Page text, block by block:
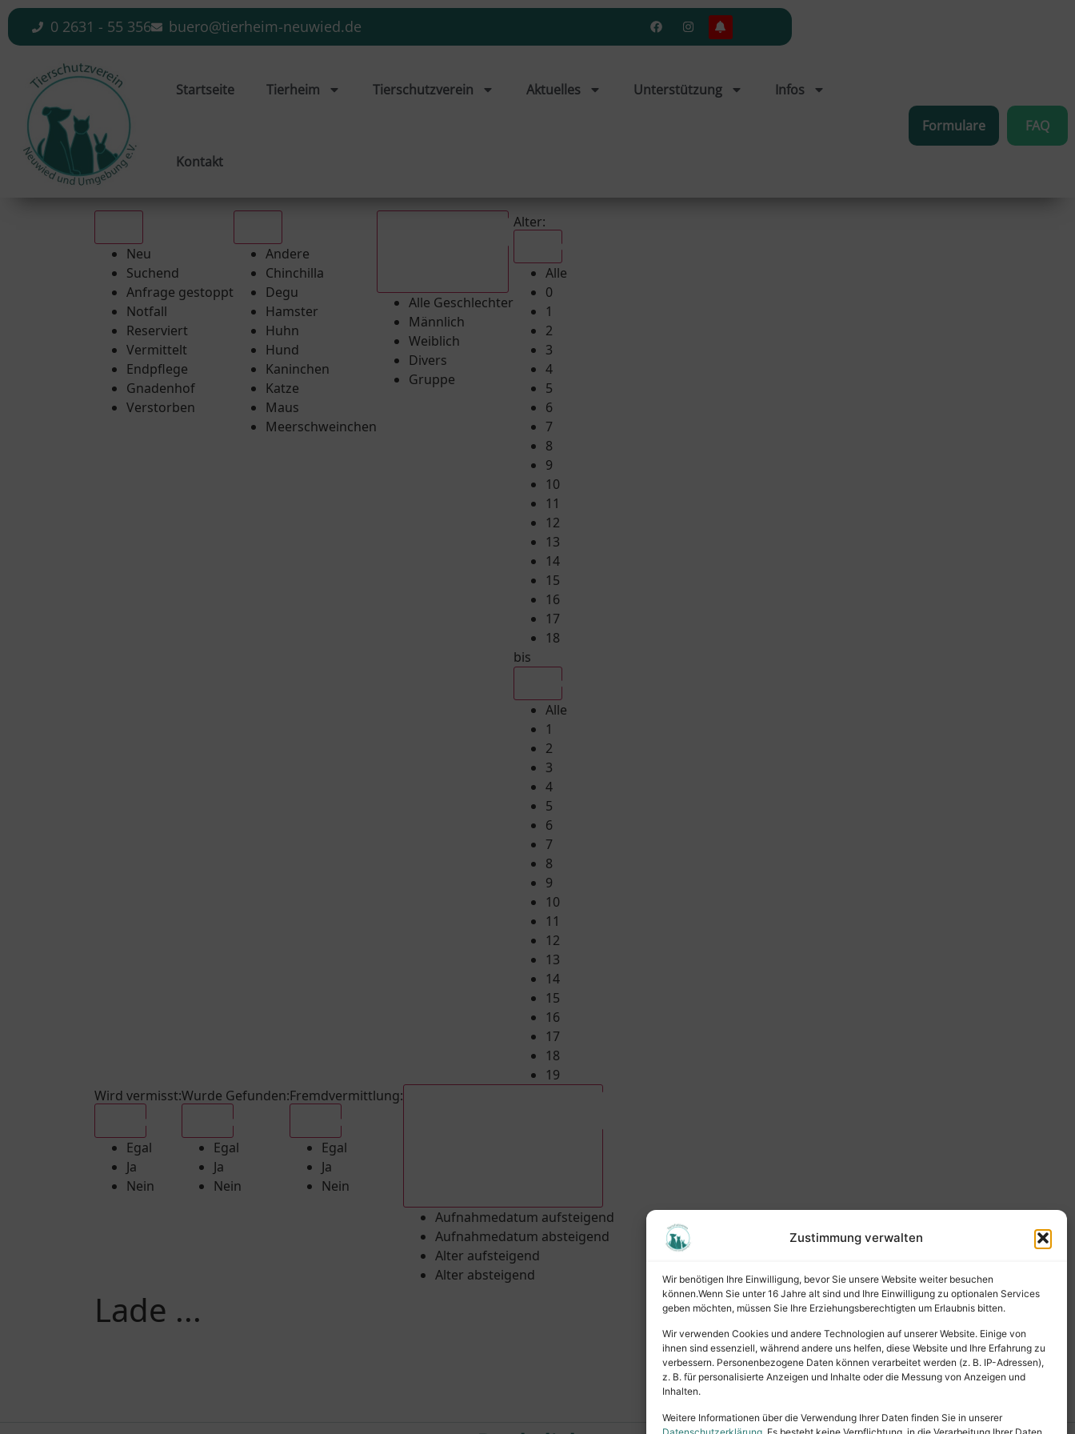
Zustimmung verwalten
Wir benötigen Ihre Einwilligung, bevor Sie unsere Website weiter besuchen
können.Wenn Sie unter 16 Jahre alt sind und Ihre Einwilligung zu optionalen Services
geben möchten, müssen Sie Ihre Erziehungsberechtigten um Erlaubnis bitten.
Wir verwenden Cookies und andere Technologien auf unserer Website. Einige von
ihnen sind essenziell, während andere uns helfen, diese Website und Ihre Erfahrung zu
verbessern. Personenbezogene Daten können verarbeitet werden (z. B. IP-Adressen),
z. B. für personalisierte Anzeigen und Inhalte oder die Messung von Anzeigen und
Inhalten.
Weitere Informationen über die Verwendung Ihrer Daten finden Sie in unserer
0 2631 - 55 356 buero@tierheim-neuwied.de
Startseite Tierheim Tierschutzverein Aktuelles Unterstützung Infos
Kontakt
Formulare FAQ
Neu
Suchend
Anfrage gestoppt
Notfall
Reserviert
Vermittelt
Endpflege
Gnadenhof
Verstorben
Andere
Chinchilla
Degu
Hamster
Huhn
Hund
Kaninchen
Katze
Maus
Meerschweinchen
Alle Geschlechter
Männlich
Weiblich
Divers
Gruppe
Alter:
Alle
0
1
2
3
4
5
6
7
8
9
10
11
12
13
14
15
16
17
18
bis
Alle
1
2
3
4
5
6
7
8
9
10
11
12
13
14
15
16
17
18
19
Wird vermisst:
Egal
Ja
Nein
Wurde Gefunden:
Egal
Ja
Nein
Fremdvermittlung:
Egal
Ja
Nein
Aufnahmedatum aufsteigend
Aufnahmedatum absteigend
Alter aufsteigend
Alter absteigend
Lade ...